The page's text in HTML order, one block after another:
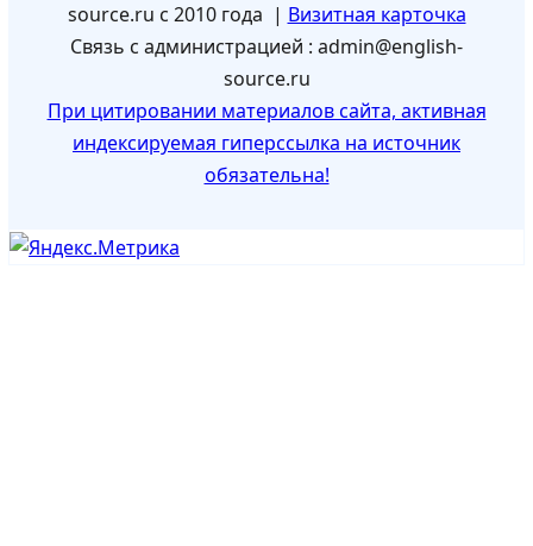
source.ru с 2010 года | Визитная карточка
Связь с администрацией : admin@english-
source.ru
При цитировании материалов сайта, активная
индексируемая гиперссылка на источник
обязательна!